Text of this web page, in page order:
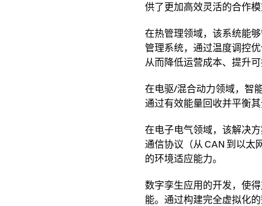
供了更加高效灵活的合作模
在热管理领域，该系统能
管理系统，通过温度调控
从而降低运营成本、提升可
在电驱/混合动力领域，智
通过有效能量回收并平衡
在电子电气领域，该解决
通信协议（从 CAN 到以太
的环境适应能力。
数字孪生应用的开发，使
能。通过构建完全虚拟化